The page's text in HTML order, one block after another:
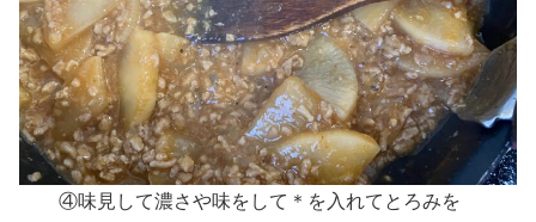
④味見して濃さや味をして＊を入れてとろみを